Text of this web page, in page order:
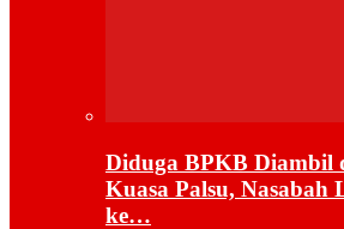
Diduga BPKB Diambil
Kuasa Palsu, Nasabah
ke…